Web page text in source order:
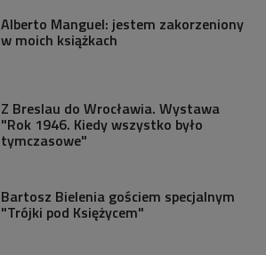
Alberto Manguel: jestem zakorzeniony
w moich książkach
Z Breslau do Wrocławia. Wystawa
"Rok 1946. Kiedy wszystko było
tymczasowe"
Bartosz Bielenia gościem specjalnym
"Trójki pod Księżycem"